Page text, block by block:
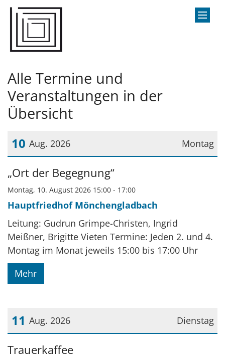
Zum Inhalt springen
Alle Termine und
Veranstaltungen in der
Übersicht
Montag
10 Aug. 2026
Datum: 10. August 2026
„Ort der Begegnung“
Montag, 10. August 2026 15:00 - 17:00
Hauptfriedhof Mönchengladbach
Leitung: Gudrun Grimpe-Christen, Ingrid
Meißner, Brigitte Vieten Termine: Jeden 2. und 4.
Montag im Monat jeweils 15:00 bis 17:00 Uhr
Mehr
Dienstag
11 Aug. 2026
Datum: 11. August 2026
Trauerkaffee